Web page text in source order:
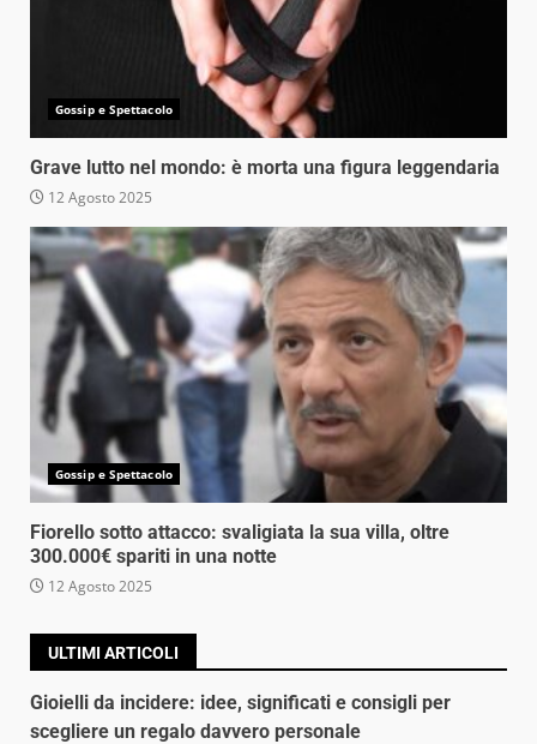
Gossip e Spettacolo
Grave lutto nel mondo: è morta una figura leggendaria
12 Agosto 2025
Gossip e Spettacolo
Fiorello sotto attacco: svaligiata la sua villa, oltre
300.000€ spariti in una notte
12 Agosto 2025
ULTIMI ARTICOLI
Gioielli da incidere: idee, significati e consigli per
scegliere un regalo davvero personale